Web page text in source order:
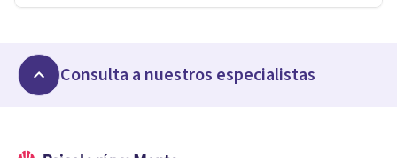
Consulta a nuestros especialistas